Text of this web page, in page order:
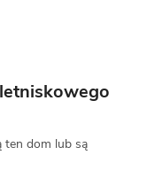
ten dom lub są